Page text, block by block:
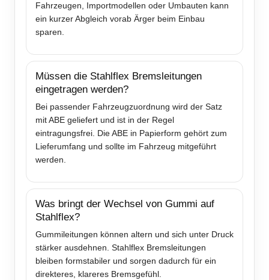
Fahrzeugen, Importmodellen oder Umbauten kann
ein kurzer Abgleich vorab Ärger beim Einbau
sparen.
Müssen die Stahlflex Bremsleitungen
eingetragen werden?
Bei passender Fahrzeugzuordnung wird der Satz
mit ABE geliefert und ist in der Regel
eintragungsfrei. Die ABE in Papierform gehört zum
Lieferumfang und sollte im Fahrzeug mitgeführt
werden.
Was bringt der Wechsel von Gummi auf
Stahlflex?
Gummileitungen können altern und sich unter Druck
stärker ausdehnen. Stahlflex Bremsleitungen
bleiben formstabiler und sorgen dadurch für ein
direkteres, klareres Bremsgefühl.